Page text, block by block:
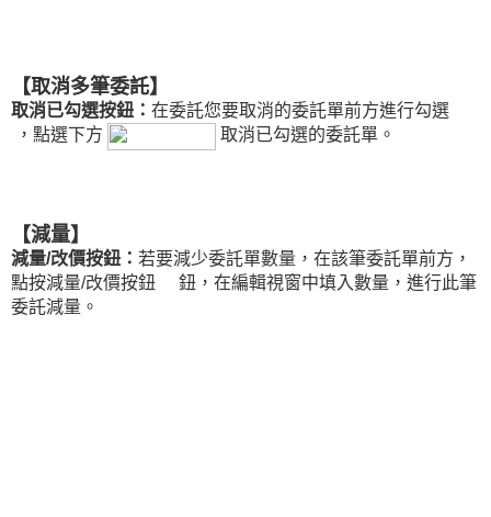
【取消多筆委託】
取消已勾選按鈕： 在委託您要取消的委託單前方進行勾選
，點選下方
取消已勾選的委託單。
【減量】
減量/改價按鈕： 若要減少委託單數量，在該筆委託單前方，
點按減量/改價按鈕
鈕，在編輯視窗中填入數量，進行此筆
委託減量。